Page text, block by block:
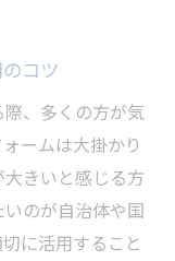
コツ
、多くの方が気
ームは大掛かり
きいと感じる方
のが自治体や国
に活用すること